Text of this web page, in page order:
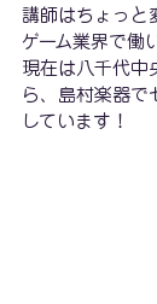
講師はちょっと
ゲーム業界で働
現在は八千代中
ら、島村楽器で
しています！